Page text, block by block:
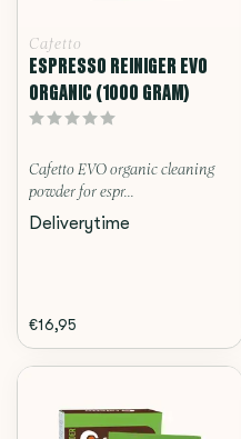
Cafetto
ESPRESSO REINIGER EVO
ORGANIC (1000 GRAM)
Cafetto EVO organic cleaning
powder for espr...
Deliverytime
€16,95